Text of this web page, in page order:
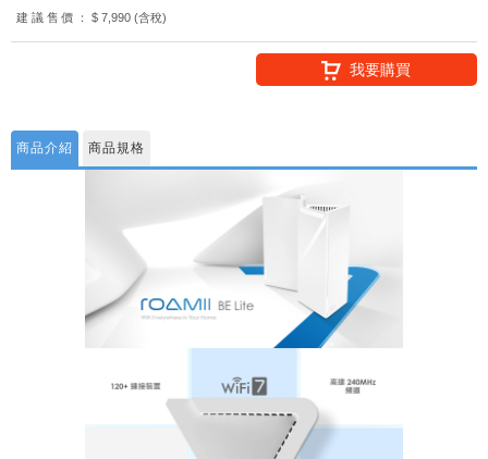
建議售價： $ 7,990 (含稅)
我要購買
商品介紹 商品規格